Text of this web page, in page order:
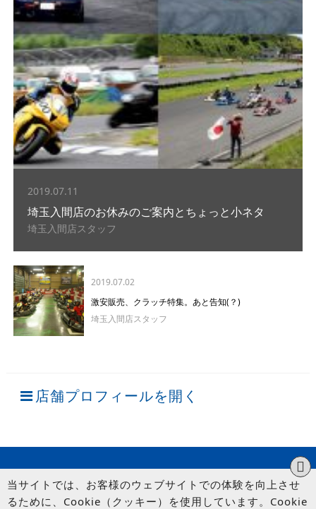
2019.07.11
埼玉入間店のお休みのご案内とちょっと小ネタ
埼玉入間店スタッフ
2019.07.02
激安販売、クラッチ特集。あと告知(？)
埼玉入間店スタッフ
店舗プロフィールを開く
当サイトでは、お客様のウェブサイトでの体験を向上させ
るために、Cookie（クッキー）を使用しています。Cookie